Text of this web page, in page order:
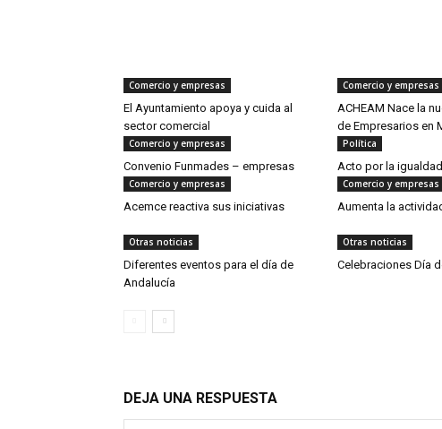
Comercio y empresas
El Ayuntamiento apoya y cuida al
sector comercial
Comercio y empresas
ACHEAM Nace la
de Empresarios en
Comercio y empresas
Convenio Funmades – empresas
Política
Acto por la igualdad
Comercio y empresas
Acemce reactiva sus iniciativas
Comercio y empresas
Aumenta la
Otras noticias
Diferentes eventos para el día de
Andalucía
Otras noticias
Celebraciones Día
DEJA UNA RESPUESTA